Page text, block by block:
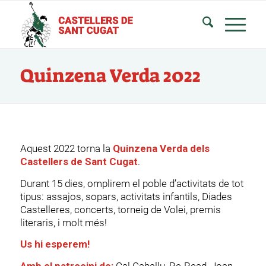
Quinzena Verda 2022
Aquest 2022 torna la Quinzena Verda dels
Castellers de Sant Cugat.
Durant 15 dies, omplirem el poble d’activitats de tot
tipus: assajos, sopars, activitats infantils, Diades
Castelleres, concerts, torneig de Volei, premis
literaris, i molt més!
Us hi esperem!